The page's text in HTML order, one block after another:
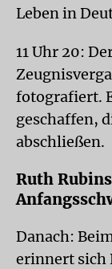
Leben in
11 Uhr 20:
fotografiert.
geschaffen,
abschließen.
Ruth
Danach:
erinnert sich